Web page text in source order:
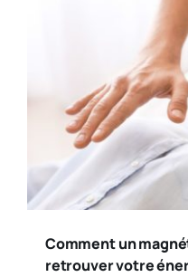
Comment un
retrouver votre